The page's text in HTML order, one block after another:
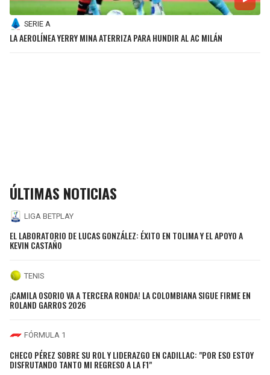
SERIE A
LA AEROLÍNEA YERRY MINA ATERRIZA PARA HUNDIR AL AC MILÁN
ÚLTIMAS NOTICIAS
LIGA BETPLAY
EL LABORATORIO DE LUCAS GONZÁLEZ: ÉXITO EN TOLIMA Y EL APOYO A
KEVIN CASTAÑO
TENIS
¡CAMILA OSORIO VA A TERCERA RONDA! LA COLOMBIANA SIGUE FIRME EN
ROLAND GARROS 2026
FÓRMULA 1
CHECO PÉREZ SOBRE SU ROL Y LIDERAZGO EN CADILLAC: "POR ESO ESTOY
DISFRUTANDO TANTO MI REGRESO A LA F1"